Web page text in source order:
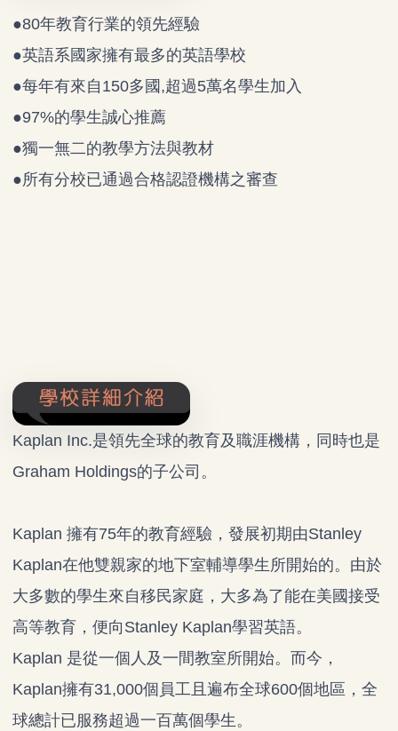
●80年教育行業的領先經驗
●英語系國家擁有最多的英語學校
●每年有來自 150多國 ,超過5萬名學生加入
●97%的學生誠心推薦
●獨一無二的教學方法與教材
●所有分校已通過合格認證機構之審查
Kaplan Inc.是領先全球的教育及職涯機構，同時也是
Graham Holdings的子公司。
Kaplan 擁有75年的教育經驗，發展初期由Stanley
Kaplan在他雙親家的地下室輔導學生所開始的。由於
大多數的學生來自移民家庭，大多為了能在美國接受
高等教育，便向Stanley Kaplan學習英語。
Kaplan 是從一個人及一間教室所開始。而今，
Kaplan擁有31,000個員工且遍布全球600個地區，全
球總計已服務超過一百萬個學生。